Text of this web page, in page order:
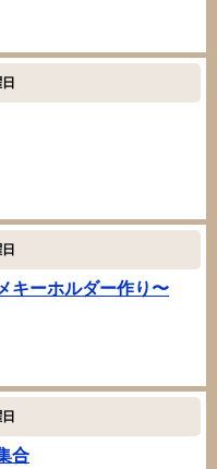
キーホルダー作り〜
合